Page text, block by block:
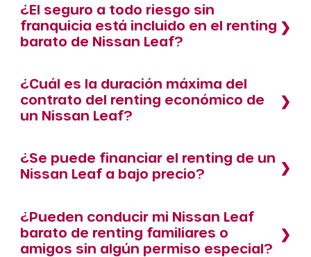
¿El seguro a todo riesgo sin
franquicia está incluido en el renting
barato de Nissan Leaf?
¿Cuál es la duración máxima del
contrato del renting económico de
un Nissan Leaf?
¿Se puede financiar el renting de un
Nissan Leaf a bajo precio?
¿Pueden conducir mi Nissan Leaf
barato de renting familiares o
amigos sin algún permiso especial?